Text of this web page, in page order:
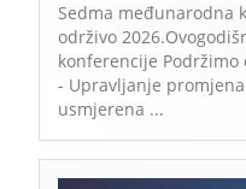
Sedma međunarodna
održivo
konferencije Podržimo
- Upravljanje
usmjerena ...